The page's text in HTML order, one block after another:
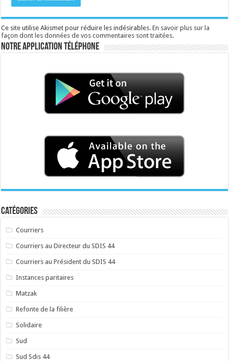
Ce site utilise Akismet pour réduire les indésirables.En savoir plus sur la
façon dont les données de vos commentaires sont traitées.
Notre application téléphone
Catégories
Courriers
Courriers au Directeur du SDIS 44
Courriers au Président du SDIS 44
Instances paritaires
Matzak
Refonte de la filière
Solidaire
Sud
Sud Sdis 44